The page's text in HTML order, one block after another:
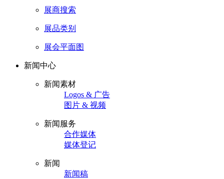
展商搜索
展品类别
展会平面图
新闻中心
新闻素材
Logos & 广告
图片 & 视频
新闻服务
合作媒体
媒体登记
新闻
新闻稿